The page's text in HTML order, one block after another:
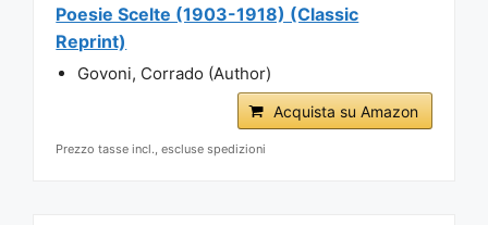
Poesie Scelte (1903-1918) (Classic
Reprint)
Govoni, Corrado (Author)
Acquista su Amazon
Prezzo tasse incl., escluse spedizioni